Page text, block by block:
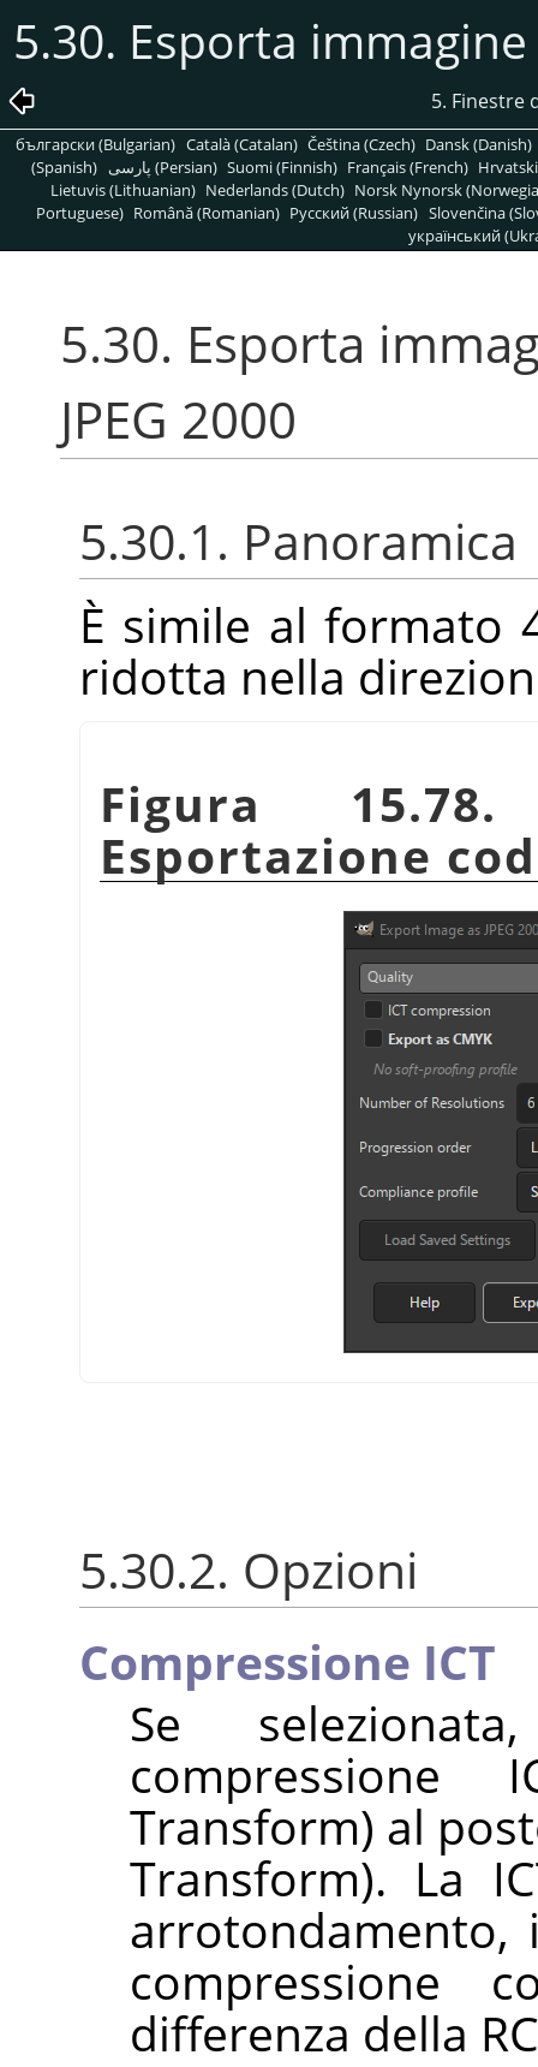
5.30. Esporta
5. Finestre
български (Bulgarian) Català (Catalan) Čeština (Czech) Dansk (Danish)
(Spanish)
پارسی (Persian) Suomi (Finnish) Français (French)
Lietuvis (Lithuanian) Nederlands (Dutch) Norsk Nynorsk
Portuguese) Română (Romanian) Pусский (Russian) Slovenčina
український
5.30. Esporta
JPEG 2000
5.30.1. Panoramica
È simile al formato
ridotta nella
Figura
Esportazione
5.30.2. Opzioni
Compressione ICT
Se
compressione
Transform) al
Transform). La
arrotondamento,
differenza della